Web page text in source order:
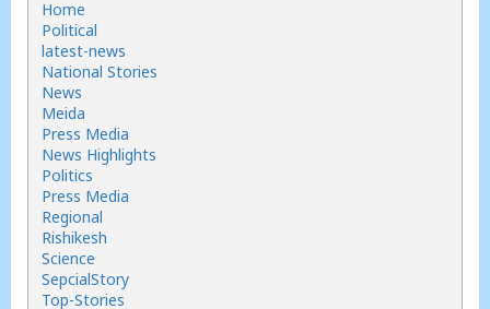
Home
Political
latest-news
National Stories
News
Meida
Press Media
News Highlights
Politics
Press Media
Regional
Rishikesh
Science
SepcialStory
Top-Stories